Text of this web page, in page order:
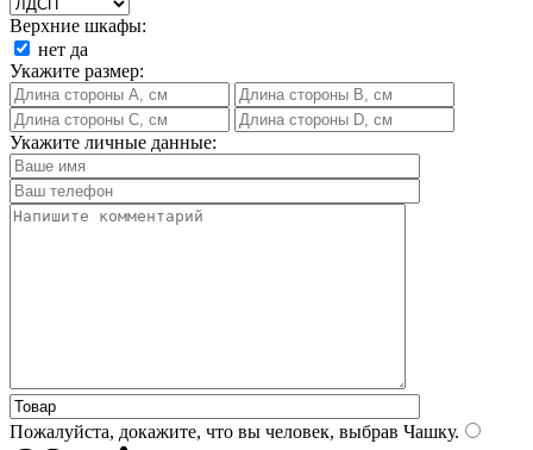
Верхние шкафы:
нет да
Укажите размер:
Укажите личные данные:
Пожалуйста, докажите, что вы человек, выбрав Чашку.